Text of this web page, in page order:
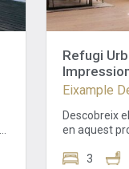
Refugi
l'Eixample
Eixample
Descobreix
en aquest
elegant
3